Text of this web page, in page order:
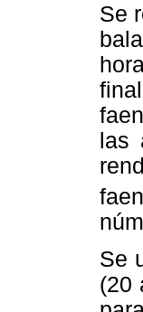
Se
las
Se
(20